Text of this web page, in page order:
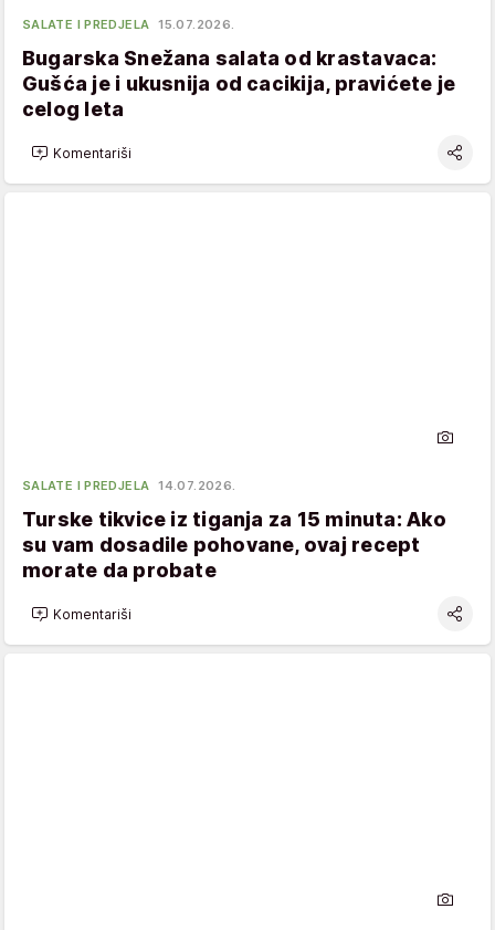
SALATE I PREDJELA 15.07.2026.
Bugarska Snežana salata od krastavaca:
Gušća je i ukusnija od cacikija, pravićete je
celog leta
Komentariši
SALATE I PREDJELA 14.07.2026.
Turske tikvice iz tiganja za 15 minuta: Ako
su vam dosadile pohovane, ovaj recept
morate da probate
Komentariši